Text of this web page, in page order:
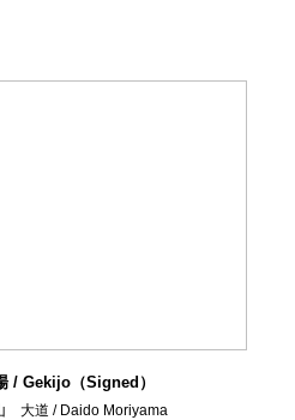
/ Gekijo（Signed）
大道 / Daido Moriyama